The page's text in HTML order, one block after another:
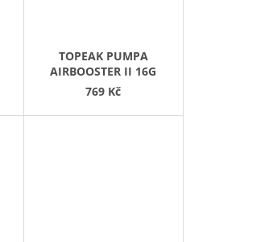
TOPEAK PUMPA
AIRBOOSTER II 16G
769 Kč